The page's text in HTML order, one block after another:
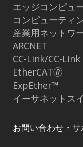
エッジコンピュ
コンピューティ
産業用ネットワ
ARCNET
CC-Link/CC-Link
EtherCAT🄬
ExpEther™
イーサネットス
お問い合わせ・サ